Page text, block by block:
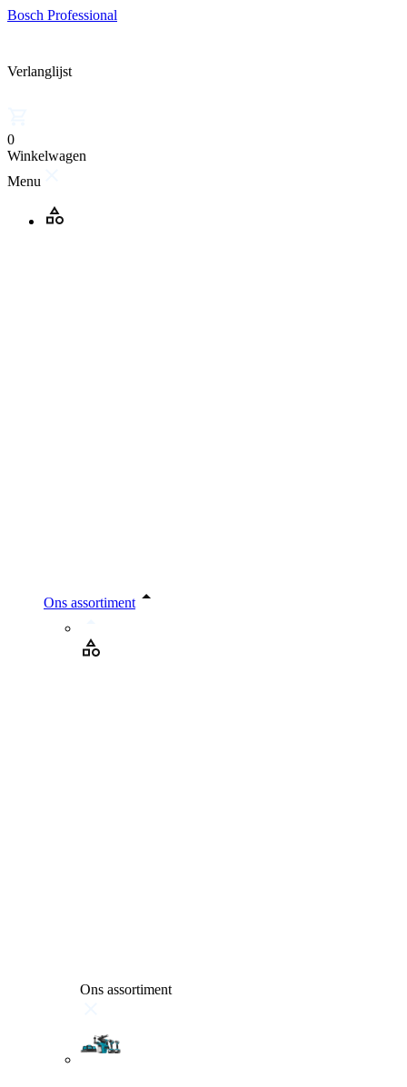
Bosch Professional
Verlanglijst
0
Winkelwagen
Menu
Ons assortiment
Ons assortiment